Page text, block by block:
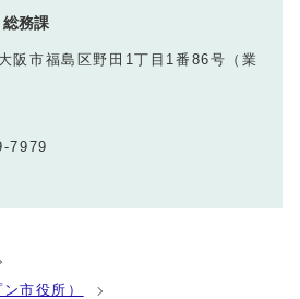
務課
市福島区野田1丁目1番86号（業
7979
市役所）